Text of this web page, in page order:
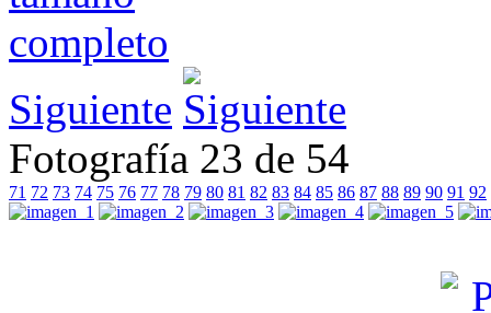
Siguiente
Fotografía 23 de 54
71 72 73 74 75 76 77 78 79 80 81 82 83 84 85 86 87 88 89 90 91 92